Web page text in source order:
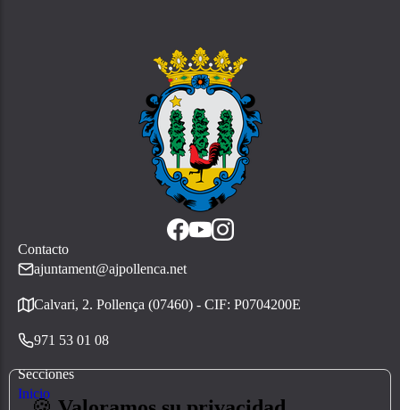
Contacto
ajuntament@ajpollenca.net
Calvari, 2. Pollença (07460) - CIF: P0704200E
971 53 01 08
Secciones
Inicio